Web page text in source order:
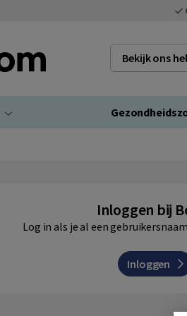
Bekijk ons
Inloggen bij
Log in als je al een
Inloggen